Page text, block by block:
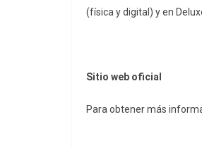
(física y digital) y en
Sitio web oficial
Para obtener más